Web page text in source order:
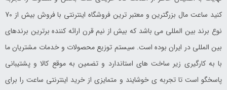
کنید ساعت مال بزرگترین و معتبر ترین فروشگاه اینترنتی با فروش بیش از 70
نوع برند بین المللی می باشد که بیش از نیم قرن ارائه کننده برترین برندهای
بین المللی در ایران بوده است. سیستم توزیع محصولات و خدمات مشتریان ما
با به کارگیری زیر ساخت های استاندارد و تضمین به موقع کالا و پشتیبانی
پاسخگو است تا تجربه ی خوشایند و متمایزی از خرید اینترنتی ساعت را برای